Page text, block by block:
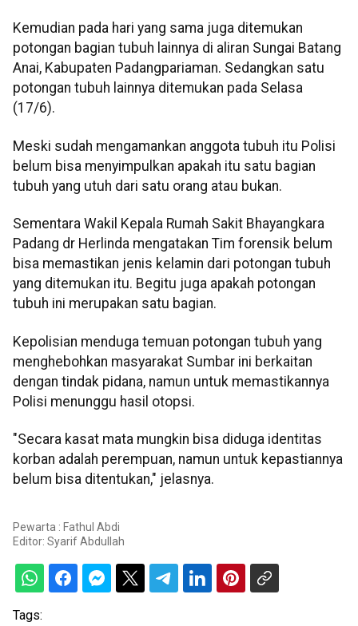
Kemudian pada hari yang sama juga ditemukan
potongan bagian tubuh lainnya di aliran Sungai Batang
Anai, Kabupaten Padangpariaman. Sedangkan satu
potongan tubuh lainnya ditemukan pada Selasa
(17/6).
Meski sudah mengamankan anggota tubuh itu Polisi
belum bisa menyimpulkan apakah itu satu bagian
tubuh yang utuh dari satu orang atau bukan.
Sementara Wakil Kepala Rumah Sakit Bhayangkara
Padang dr Herlinda mengatakan Tim forensik belum
bisa memastikan jenis kelamin dari potongan tubuh
yang ditemukan itu. Begitu juga apakah potongan
tubuh ini merupakan satu bagian.
Kepolisian menduga temuan potongan tubuh yang
menghebohkan masyarakat Sumbar ini berkaitan
dengan tindak pidana, namun untuk memastikannya
Polisi menunggu hasil otopsi.
"Secara kasat mata mungkin bisa diduga identitas
korban adalah perempuan, namun untuk kepastiannya
belum bisa ditentukan," jelasnya.
Pewarta : Fathul Abdi
Editor: Syarif Abdullah
Tags: